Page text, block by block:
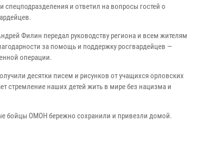
спецподразделения и ответил на вопросы гостей о
Филин передал руководству региона и всем жителям
за помощь и поддержку росгвардейцев —
операции.
десятки писем и рисунков от учащихся орловских
стремление наших детей жить в мире без нацизма и
бойцы ОМОН бережно сохранили и привезли домой.